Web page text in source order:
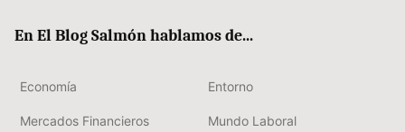
En El Blog Salmón hablamos de...
Economía Entorno
Mercados Financieros Mundo Laboral